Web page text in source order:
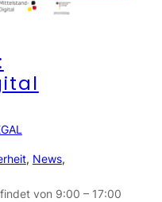
, News
von 9:00 – 17:00